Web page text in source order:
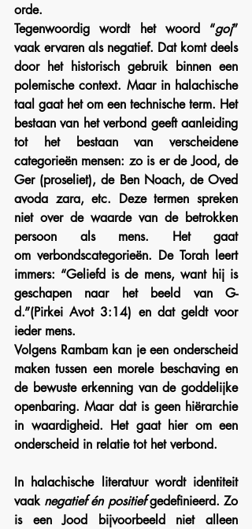
orde.
Tegenwoordig wordt het woord “goj”
vaak ervaren als negatief. Dat komt deels
door het historisch gebruik binnen een
polemische context. Maar in halachische
taal gaat het om een technische term. Het
bestaan van het verbond geeft aanleiding
tot het bestaan van verscheidene
categorieën mensen: zo is er de Jood, de
Ger (proseliet), de Ben Noach, de Oved
avoda zara, etc. Deze termen spreken
niet over de waarde van de betrokken
persoon als mens. Het gaat
om verbondscategorieën. De Torah leert
immers: “Geliefd is de mens, want hij is
geschapen naar het beeld van G-
d.”(Pirkei Avot 3:14) en dat geldt voor
ieder mens.
Volgens Rambam kan je een onderscheid
maken tussen een morele beschaving en
de bewuste erkenning van de goddelijke
openbaring. Maar dat is geen hiërarchie
in waardigheid. Het gaat hier om een
onderscheid in relatie tot het verbond.
In halachische literatuur wordt identiteit
vaak negatief én positief gedefinieerd. Zo
is een Jood bijvoorbeeld niet alleen